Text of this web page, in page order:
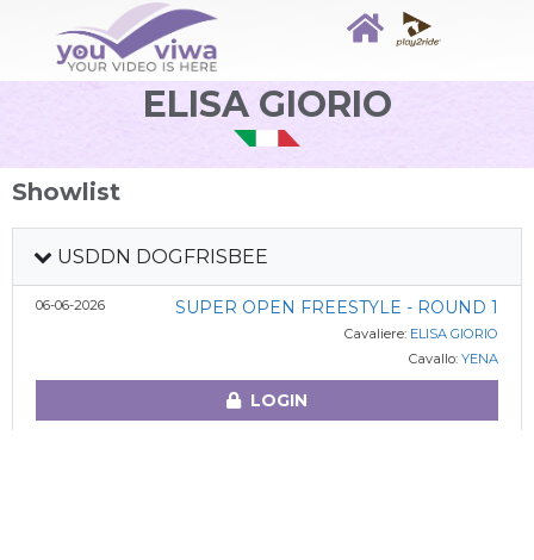
ELISA GIORIO
Showlist
USDDN DOGFRISBEE
06-06-2026 SUPER OPEN FREESTYLE - ROUND 1
Cavaliere: ELISA GIORIO
Cavallo: YENA
LOGIN